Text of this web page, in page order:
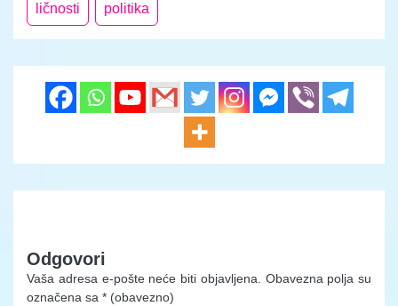
ličnosti politika
Odgovori
Vaša adresa e-pošte neće biti objavljena. Obavezna polja su
označena sa * (obavezno)